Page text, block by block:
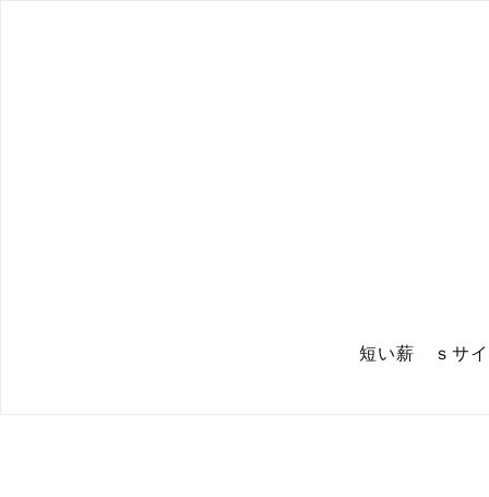
短い薪 ｓサイ